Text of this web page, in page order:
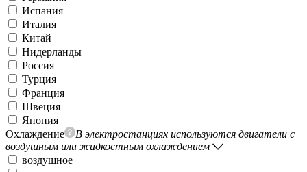
Испания
Италия
Китай
Нидерланды
Россия
Турция
Франция
Швеция
Япония
Охлаждение
В электростанциях используются двигатели с
воздушным или жидкостным охлаждением
воздушное